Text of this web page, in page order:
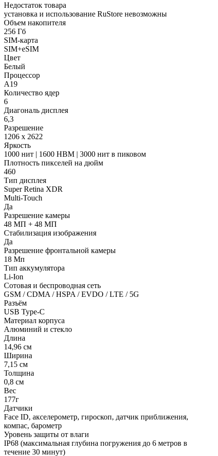
Недостаток товара
установка и использование RuStore невозможны
Объем накопителя
256 Гб
SIM-карта
SIM+eSIM
Цвет
Белый
Процессор
A19
Количество ядер
6
Диагональ дисплея
6,3
Разрешение
1206 x 2622
Яркость
1000 нит | 1600 HBM | 3000 нит в пиковом
Плотность пикселей на дюйм
460
Тип дисплея
Super Retina XDR
Multi-Touch
Да
Разрешение камеры
48 МП + 48 МП
Стабилизация изображения
Да
Разрешение фронтальной камеры
18 Мп
Тип аккумулятора
Li-Ion
Сотовая и беспроводная сеть
GSM / CDMA / HSPA / EVDO / LTE / 5G
Разъём
USB Type-C
Материал корпуса
Алюминий и стекло
Длина
14,96 см
Ширина
7,15 см
Толщина
0,8 см
Вес
177г
Датчики
Face ID, акселерометр, гироскоп, датчик приближения,
компас, барометр
Уровень защиты от влаги
IP68 (максимальная глубина погружения до 6 метров в
течение 30 минут)